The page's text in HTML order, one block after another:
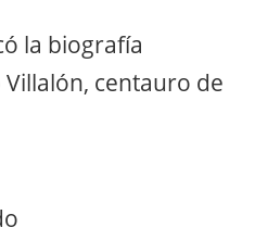
la biografía
centauro de